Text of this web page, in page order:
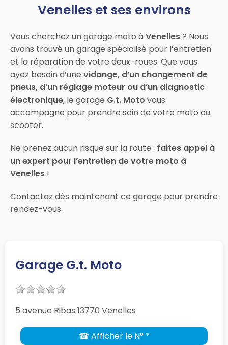
Venelles et ses environs
Vous cherchez un garage moto àVenelles? Nous
avons trouvé un garage spécialisé pour l’entretien
et la réparation de votre deux-roues. Que vous
ayez besoin d’une vidange, d’un changement de
pneus, d’un réglage moteur ou d’un diagnostic
électronique, le garage G.t. Moto vous
accompagne pour prendre soin de votre moto ou
scooter.
Ne prenez aucun risque sur la route : faites appel à
un expert pour l’entretien de votre moto à
Venelles !
Contactez dès maintenant ce garage pour prendre
rendez-vous.
Garage G.t. Moto
5 avenue Ribas 13770 Venelles
☎ Afficher le N° *